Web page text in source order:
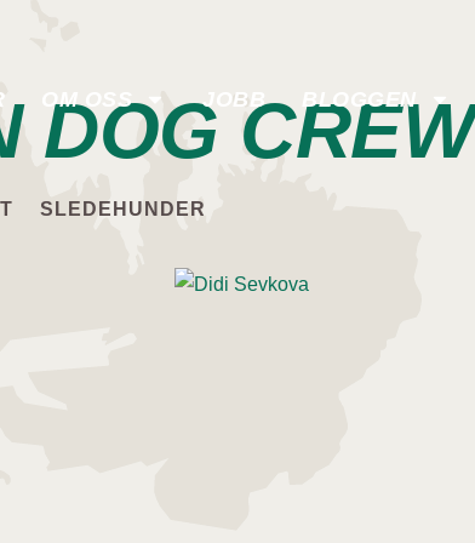
OM OSS JOBB BLOGGEN
DOG CREW
SLEDEHUNDER